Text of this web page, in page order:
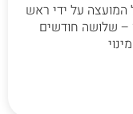
המועצה על ידי ראש
– שלושה חודשים